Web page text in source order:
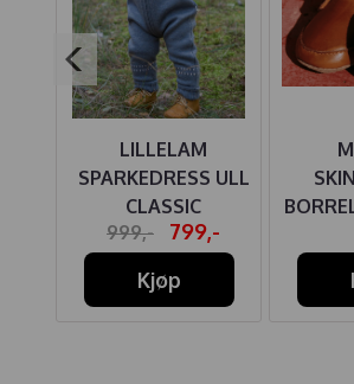
LILLELAM
SPARKEDRESS ULL
CLASSIC
MELLOMBLÅ
999,-
799,-
Kjøp